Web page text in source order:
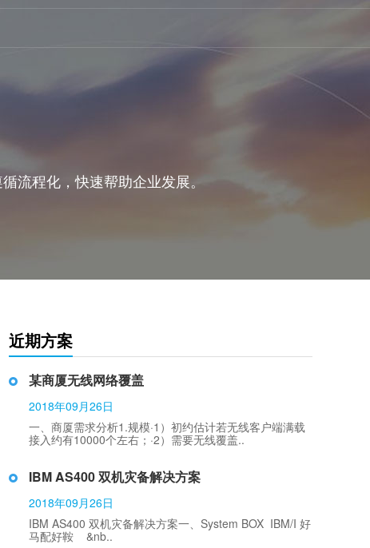
流程化，快速帮助企业发展。
近期方案
某商厦无线网络覆盖
2018年09月26日
一、商厦需求分析1.规模·1）初约估计若无线客户端满载
接入约有10000个左右；·2）需要无线覆盖..
IBM AS400 双机灾备解决方案
2018年09月26日
IBM AS400 双机灾备解决方案一、System BOX IBM/I 好
马配好鞍 &nb..